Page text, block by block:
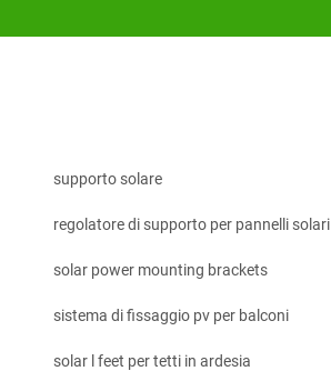
supporto solare
regolatore di supporto per pannelli solari
solar power mounting brackets
sistema di fissaggio pv per balconi
solar l feet per tetti in ardesia